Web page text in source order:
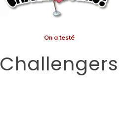
On a testé
Challengers